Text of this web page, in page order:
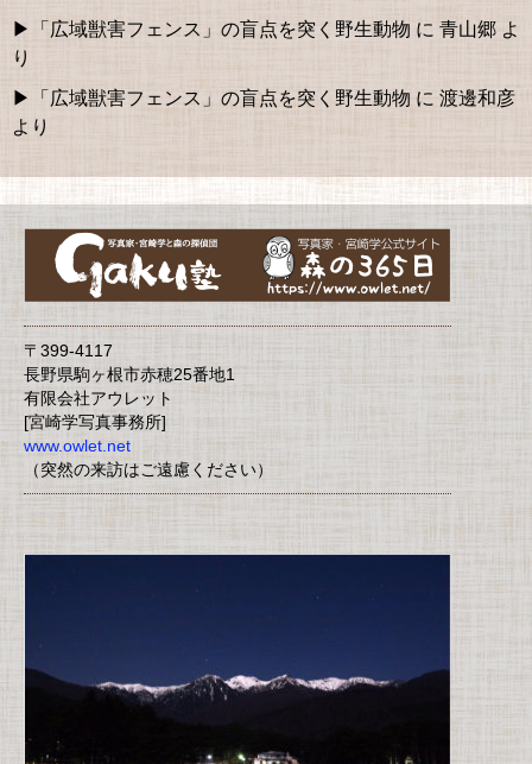
「広域獣害フェンス」の盲点を突く野生動物 に 青山郷 よ
り
「広域獣害フェンス」の盲点を突く野生動物 に 渡邊和彦
より
〒399-4117
長野県駒ヶ根市赤穂25番地1
有限会社アウレット
[宮崎学写真事務所]
www.owlet.net
（突然の来訪はご遠慮ください）